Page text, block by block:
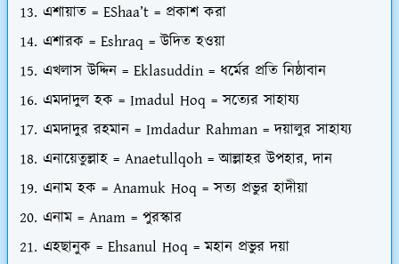
এশায়াত = EShaa’t = প্রকাশ করা
এশারক = Eshraq = উদিত হওয়া
এখলাস উদ্দিন = Eklasuddin = ধর্মের প্রতি নিষ্ঠাবান
এমদাদুল হক = Imadul Hoq = সত্যের সাহায্য
এমদাদুর রহমান = Imdadur Rahman = দয়ালুর সাহায্য
এনায়েতুল্লাহ = Anaetullqoh = আল্লাহর উপহার, দান
এনাম হক = Anamuk Hoq = সত্য প্রভুর হাদীয়া
এনাম = Anam = পুরস্কার
এহছানুক = Ehsanul Hoq = মহান প্রভুর দয়া